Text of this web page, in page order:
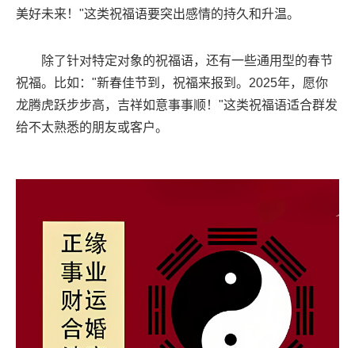
美好未来！"这类祝福语要突出感情的持久和升温。
除了针对特定对象的祝福语，还有一些通用型的春节
祝福。比如："新春佳节到，祝福来报到。2025年，愿你
龙腾虎跃步步高，吉祥如意事事顺！"这类祝福语适合群发
给不太熟悉的朋友或客户。